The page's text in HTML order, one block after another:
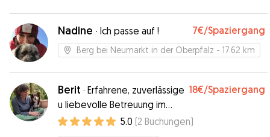
Nadine · Ich passe auf ! 7€/Spaziergang
Berg bei Neumarkt in der Oberpfalz - 17.62 km
Berit · Erfahrene, zuverlässige
u liebevolle Betreuung im
Osten Nürnbergs
18€/Spaziergang
5.0 (2 Buchungen)